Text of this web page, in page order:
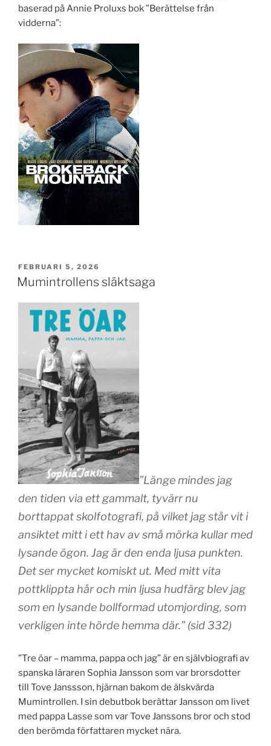
baserad på Annie Proluxs bok ”Berättelse från
vidderna”:
PUBLICERAT
FEBRUARI 5, 2026
Mumintrollens släktsaga
”Länge mindes jag
den tiden via ett gammalt, tyvärr nu
borttappat skolfotografi, på vilket jag står vit i
ansiktet mitt i ett hav av små mörka kullar med
lysande ögon. Jag är den enda ljusa punkten.
Det ser mycket komiskt ut. Med mitt vita
pottklippta hår och min ljusa hudfärg blev jag
som en lysande bollformad utomjording, som
verkligen inte hörde hemma där.” (sid 332)
”Tre öar – mamma, pappa och jag” är en självbiografi av
spanska läraren Sophia Jansson som var brorsdotter
till Tove Janssson, hjärnan bakom de älskvärda
Mumintrollen. I sin debutbok berättar Jansson om livet
med pappa Lasse som var Tove Janssons bror och stod
den berömda författaren mycket nära.